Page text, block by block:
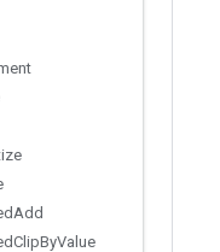
Add
ClipByValue